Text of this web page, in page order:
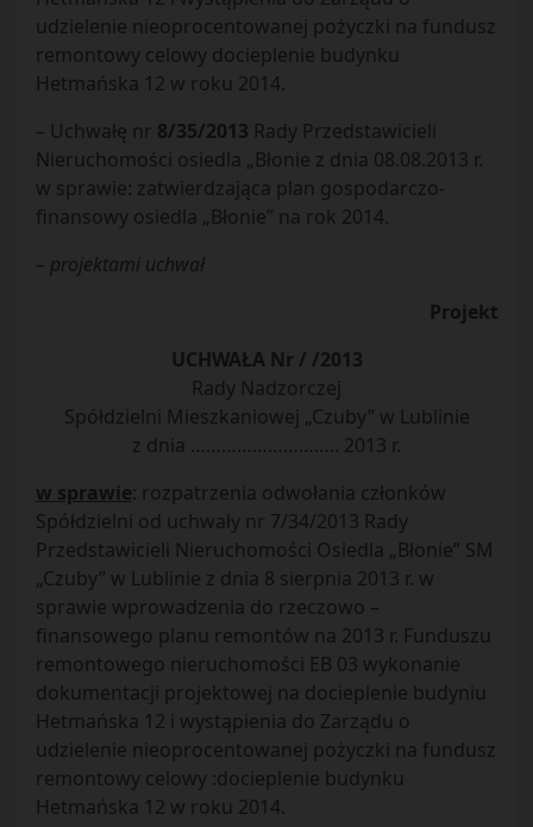
udzielenie nieoprocentowanej pożyczki na fundusz
remontowy celowy docieplenie budynku
Hetmańska 12 w roku 2014.
– Uchwałę nr 8/35/2013 Rady Przedstawicieli
Nieruchomości osiedla „Błonie z dnia 08.08.2013 r.
w sprawie: zatwierdzająca plan gospodarczo-
finansowy osiedla „Błonie” na rok 2014.
– projektami uchwał
Projekt
UCHWAŁA Nr / /2013
Rady Nadzorczej
Spółdzielni Mieszkaniowej „Czuby” w Lublinie
z dnia ……………………….. 2013 r.
w sprawie: rozpatrzenia odwołania członków
Spółdzielni od uchwały nr 7/34/2013 Rady
Przedstawicieli Nieruchomości Osiedla „Błonie” SM
„Czuby” w Lublinie z dnia 8 sierpnia 2013 r. w
sprawie wprowadzenia do rzeczowo –
finansowego planu remontów na 2013 r. Funduszu
remontowego nieruchomości EB 03 wykonanie
dokumentacji projektowej na docieplenie budyniu
Hetmańska 12 i wystąpienia do Zarządu o
udzielenie nieoprocentowanej pożyczki na fundusz
remontowy celowy :docieplenie budynku
Hetmańska 12 w roku 2014.